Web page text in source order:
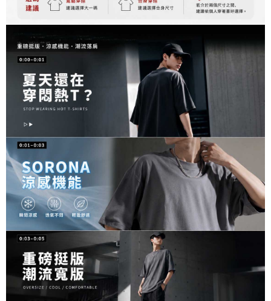
５．嚴禁一人註冊多個帳號或使用他人資訊註冊。若發現惡意使用之情形，
恩沛科技股份有限公司將有權停止該用戶之使用額度並採取法律行動。